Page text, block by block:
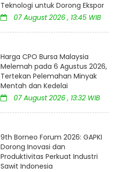
Teknologi untuk Dorong Ekspor
07 August 2026 , 13:45 WIB
Harga CPO Bursa Malaysia
Melemah pada 6 Agustus 2026,
Tertekan Pelemahan Minyak
Mentah dan Kedelai
07 August 2026 , 13:32 WIB
9th Borneo Forum 2026: GAPKI
Dorong Inovasi dan
Produktivitas Perkuat Industri
Sawit Indonesia